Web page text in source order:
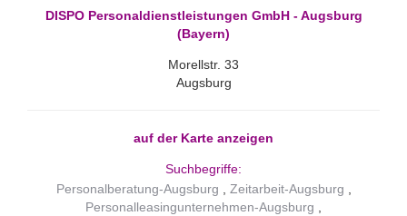
DISPO Personaldienstleistungen GmbH - Augsburg
(Bayern)
Morellstr. 33
Augsburg
auf der Karte anzeigen
Suchbegriffe:
Personalberatung-Augsburg
Zeitarbeit-Augsburg
Personalleasingunternehmen-Augsburg